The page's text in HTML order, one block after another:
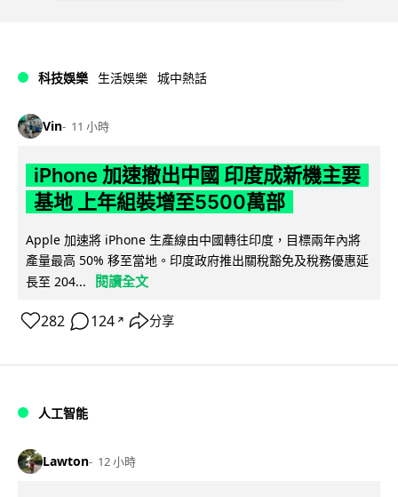
科技娛樂 生活娛樂 城中熱話
Vin 11 小時
iPhone 加速撤出中國 印度成新機主要
基地 上年組裝增至5500萬部
Apple 加速將 iPhone 生產線由中國轉往印度，目標兩年內將
產量最高 50% 移至當地。印度政府推出關稅豁免及稅務優惠延
長至 204...
閱讀全文
282 124 ↗ 分享
人工智能
Lawton 12 小時